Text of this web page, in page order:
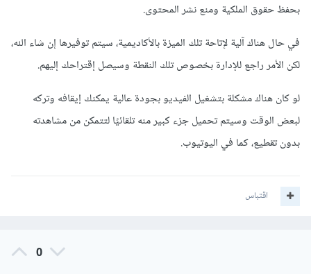
بحفظ حقوق الملكية ومنع نشر المحتوى.
في حال هناك آلية لإتاحة تلك الميزة بالأكاديمية، سيتم توفيرها إن شاء الله،
لكن الأمر راجع للإدارة بخصوص تلك النقطة وسيصل إقتراحك إليهم.
لو كان هناك مشكلة بتشغيل الفيديو بجودة عالية يمكنك إيقافه وتركه
لبعض الوقت وسيتم تحميل جزء كبير منه تلقائيًا لتتمكن من مشاهدته
بدون تقطيع، كما في اليوتيوب.
اقتباس
0